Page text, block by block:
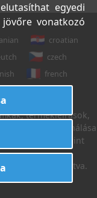
croatian
czech
french
termékleírások,
azok felhasználása
sz. pontja szerint
jog fenntartva.
egyedi
vonatkozó